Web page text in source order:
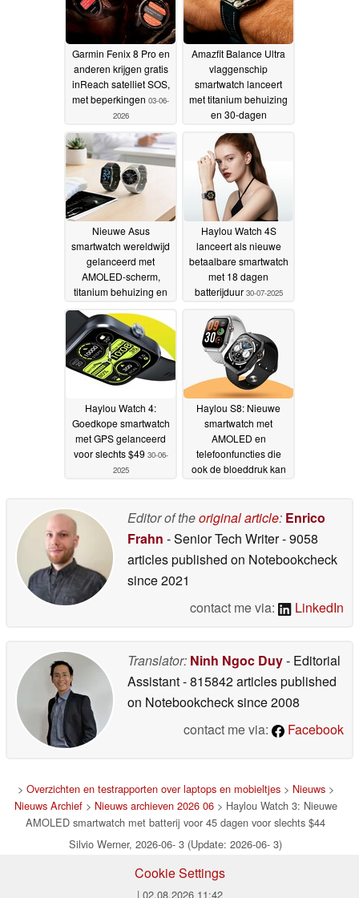
Garmin Fenix 8 Pro en
anderen krijgen gratis
inReach satelliet SOS,
met beperkingen 03-06-
2026
Amazfit Balance Ultra
vlaggenschip
smartwatch lanceert
met titanium behuizing
en 30-dagen
batterijduur03-06-2026
Nieuwe Asus
smartwatch wereldwijd
gelanceerd met
AMOLED-scherm,
titanium behuizing en
gezondheidscontrole
03-06-2026
Haylou Watch 4S
lanceert als nieuwe
betaalbare smartwatch
met 18 dagen
batterijduur 30-07-2025
Haylou Watch 4:
Goedkope smartwatch
met GPS gelanceerd
voor slechts $49 30-06-
2025
Haylou S8: Nieuwe
smartwatch met
AMOLED en
telefoonfuncties die
ook de bloeddruk kan
Editor of theoriginal article: Enrico
Frahn - Senior Tech Writer- 9058
articles published on Notebookcheck
since 2021
contact me via:
LinkedIn
Translator: Ninh Ngoc Duy- Editorial
Assistant- 815842 articles published
on Notebookchecksince 2008
contact me via:
Facebook
> Overzichten en testrapporten over laptops en mobieltjes> Nieuws>
Nieuws Archief> Nieuws archieven 2026 06> Haylou Watch 3: Nieuwe
AMOLED smartwatch met batterij voor 45 dagen voor slechts $44
Silvio Werner, 2026-06- 3 (Update: 2026-06- 3)
Cookie Settings
| 02.08.2026 11:42